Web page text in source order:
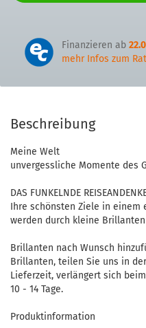
Finanzieren ab
mehr Infos zum
Beschreibung
Meine Welt
unvergessliche Momente des
DAS FUNKELNDE
Ihre schönsten Ziele in einem
werden durch kleine
Brillanten nach Wunsch
Brillanten, teilen Sie uns in
Lieferzeit, verlängert sich
10 - 14 Tage.
Produktinformation